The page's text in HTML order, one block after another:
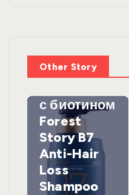
Other Story
волос
против
с биотином
Forest
Story B7
Anti-Hair
Loss
Shampoo